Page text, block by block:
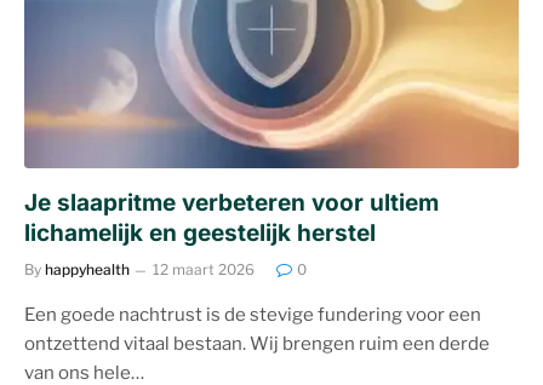
Je slaapritme verbeteren voor ultiem
lichamelijk en geestelijk herstel
By happyhealth 12 maart 2026 0
Een goede nachtrust is de stevige fundering voor een
ontzettend vitaal bestaan. Wij brengen ruim een derde
van ons hele…